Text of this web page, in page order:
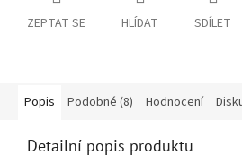
ZEPTAT SE HLÍDAT SDÍLET
Popis Podobné (8) Hodnocení
Detailní popis produktu